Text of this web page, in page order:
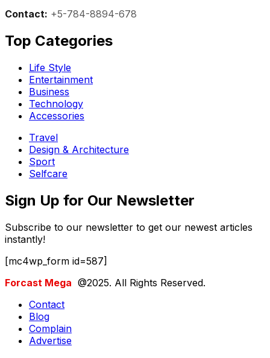
Contact: +5-784-8894-678
Top Categories​
Life Style
Entertainment
Business
Technology
Accessories
Travel
Design & Architecture
Sport
Selfcare
Sign Up for Our Newsletter
Subscribe to our newsletter to get our newest articles
instantly!
[mc4wp_form id=587]
Forcast Mega @2025. All Rights Reserved.
Contact
Blog
Complain
Advertise